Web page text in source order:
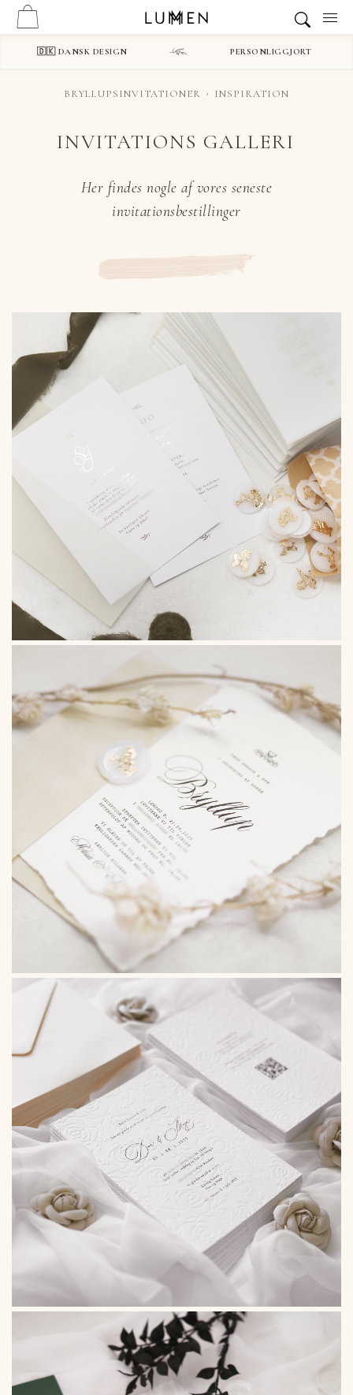
🇩🇰 DANSK DESIGN PERSONLIGGJORT
BRYLLUPSINVITATIONER INSPIRATION
INVITATIONS GALLERI
Her findes nogle af vores seneste
invitationsbestillinger